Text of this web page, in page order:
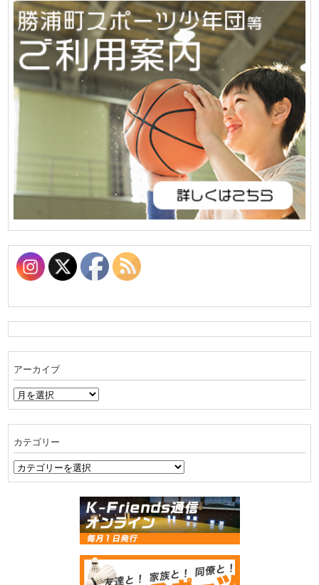
アーカイブ
ア
ー
ブ
カテゴリー
カ
テ